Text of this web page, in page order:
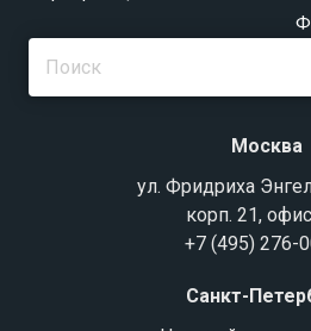
Москва
ул. Фридриха
корп. 21,
+7 (495) 276-
Санкт-